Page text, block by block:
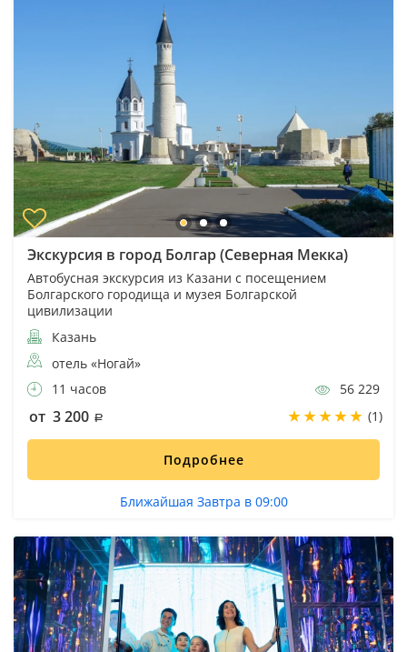
Экскурсия в город Болгар (Северная Мекка)
Автобусная экскурсия из Казани с посещением
Болгарского городища и музея Болгарской
цивилизации
Казань
отель «Ногай»
11 часов
56 229
от 3 200 (1)
Подробнее
Ближайшая Завтра в 09:00